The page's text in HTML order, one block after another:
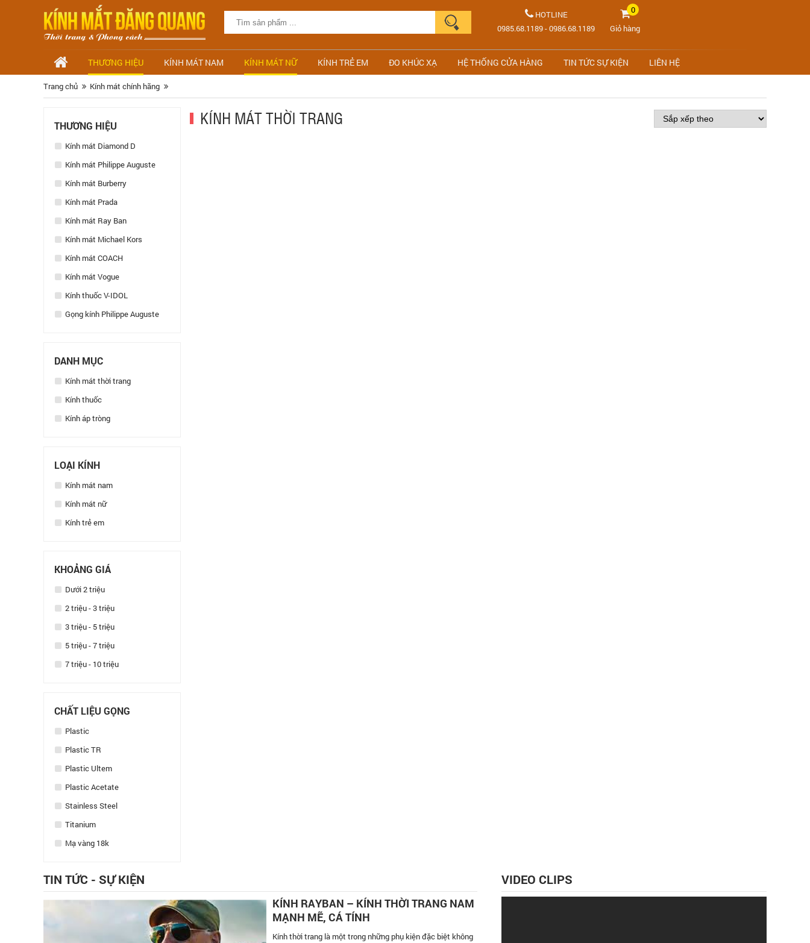
HOTLINE
0985.68.1189-0986.68.1189
0
Giỏ hàng
THƯƠNG HIỆU KÍNH MÁT NAM KÍNH MÁT NỮ KÍNH TRẺ EM ĐO KHÚC XẠ HỆ THỐNG CỬA HÀNG TIN TỨC SỰ KIỆN LIÊN HỆ
Trang chủ Kính mát chính hãng
THƯƠNG HIỆU
Kính mát Diamond D
Kính mát Philippe Auguste
Kính mát Burberry
Kính mát Prada
Kính mát Ray Ban
Kính mát Michael Kors
Kính mát COACH
Kính mát Vogue
Kính thuốc V-IDOL
Gọng kính Philippe Auguste
DANH MỤC
Kính mát thời trang
Kính thuốc
Kính áp tròng
LOẠI KÍNH
Kính mát nam
Kính mát nữ
Kính trẻ em
KHOẢNG GIÁ
Dưới 2 triệu
2 triệu - 3 triệu
3 triệu - 5 triệu
5 triệu - 7 triệu
7 triệu - 10 triệu
CHẤT LIỆU GỌNG
Plastic
Plastic TR
Plastic Ultem
Plastic Acetate
Stainless Steel
Titanium
Mạ vàng 18k
KÍNH MÁT THỜI TRANG
TIN TỨC - SỰ KIỆN
KÍNH RAYBAN – KÍNH THỜI TRANG NAM
MẠNH MẼ, CÁ TÍNH
Kính thời trang là một trong những phụ kiện đặc biệt không
VIDEO CLIPS